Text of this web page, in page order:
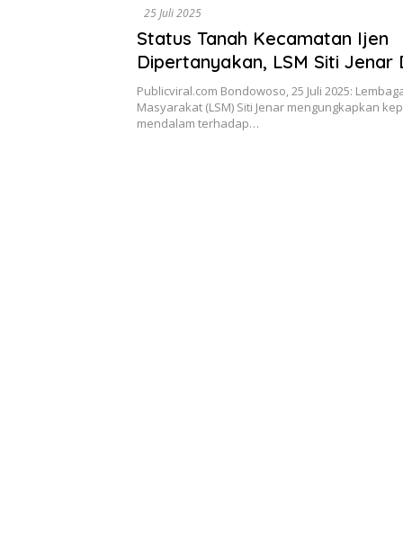
25 Juli 2025
Status Tanah Kecamatan Ijen
Dipertanyakan, LSM Siti Jenar
Pemkab Ambil Tindakan
Publicviral.com Bondowoso, 25 Juli 2025:
Masyarakat (LSM) Siti Jenar mengungkapkan
mendalam terhadap…